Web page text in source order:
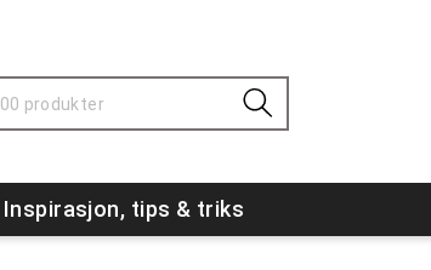
Inspirasjon, tips & triks